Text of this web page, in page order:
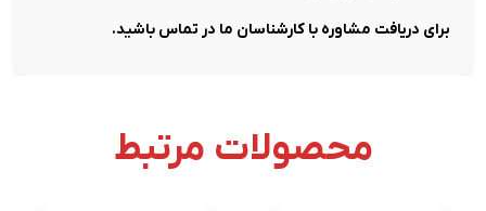
برای دریافت مشاوره با کارشناسان ما در تماس باشید.
محصولات مرتبط